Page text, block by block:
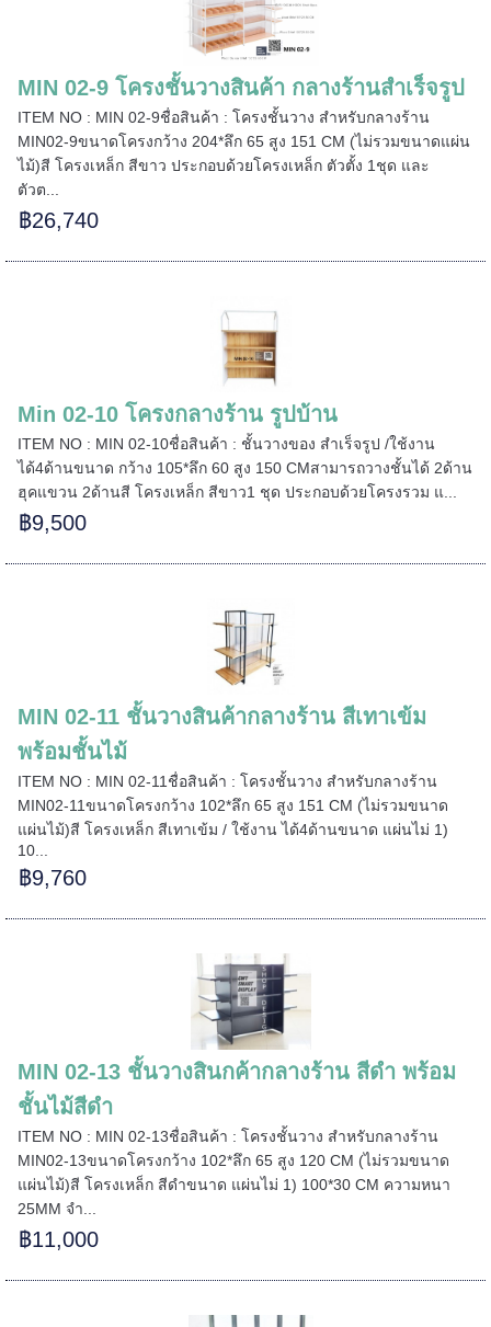
MIN 02-9 โครงชั้นวางสินค้า กลางร้านสำเร็จรูป
ITEM NO : MIN 02-9ชื่อสินค้า : โครงชั้นวาง สำหรับกลางร้าน
MIN02-9ขนาดโครงกว้าง 204*ลึก 65 สูง 151 CM (ไม่รวมขนาดแผ่น
ไม้)สี โครงเหล็ก สีขาว ประกอบด้วยโครงเหล็ก ตัวตั้ง 1ชุด และ
ตัวต...
฿26,740
Min 02-10 โครงกลางร้าน รูปบ้าน
ITEM NO : MIN 02-10ชื่อสินค้า : ชั้นวางของ สำเร็จรูป /ใช้งาน
ได้4ด้านขนาด กว้าง 105*ลึก 60 สูง 150 CMสามารถวางชั้นได้ 2ด้าน
ฮุคแขวน 2ด้านสี โครงเหล็ก สีขาว1 ชุด ประกอบด้วยโครงรวม แ...
฿9,500
MIN 02-11 ชั้นวางสินค้ากลางร้าน สีเทาเข้ม
พร้อมชั้นไม้
ITEM NO : MIN 02-11ชื่อสินค้า : โครงชั้นวาง สำหรับกลางร้าน
MIN02-11ขนาดโครงกว้าง 102*ลึก 65 สูง 151 CM (ไม่รวมขนาด
แผ่นไม้)สี โครงเหล็ก สีเทาเข้ม / ใช้งาน ได้4ด้านขนาด แผ่นไม่ 1)
10...
฿9,760
MIN 02-13 ชั้นวางสินกค้ากลางร้าน สีดำ พร้อม
ชั้นไม้สีดำ
ITEM NO : MIN 02-13ชื่อสินค้า : โครงชั้นวาง สำหรับกลางร้าน
MIN02-13ขนาดโครงกว้าง 102*ลึก 65 สูง 120 CM (ไม่รวมขนาด
แผ่นไม้)สี โครงเหล็ก สีดำขนาด แผ่นไม่ 1) 100*30 CM ความหนา
25MM จำ...
฿11,000